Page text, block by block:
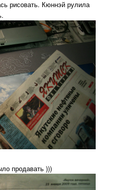
рисовать. Кюннэй рулила
продавать )))